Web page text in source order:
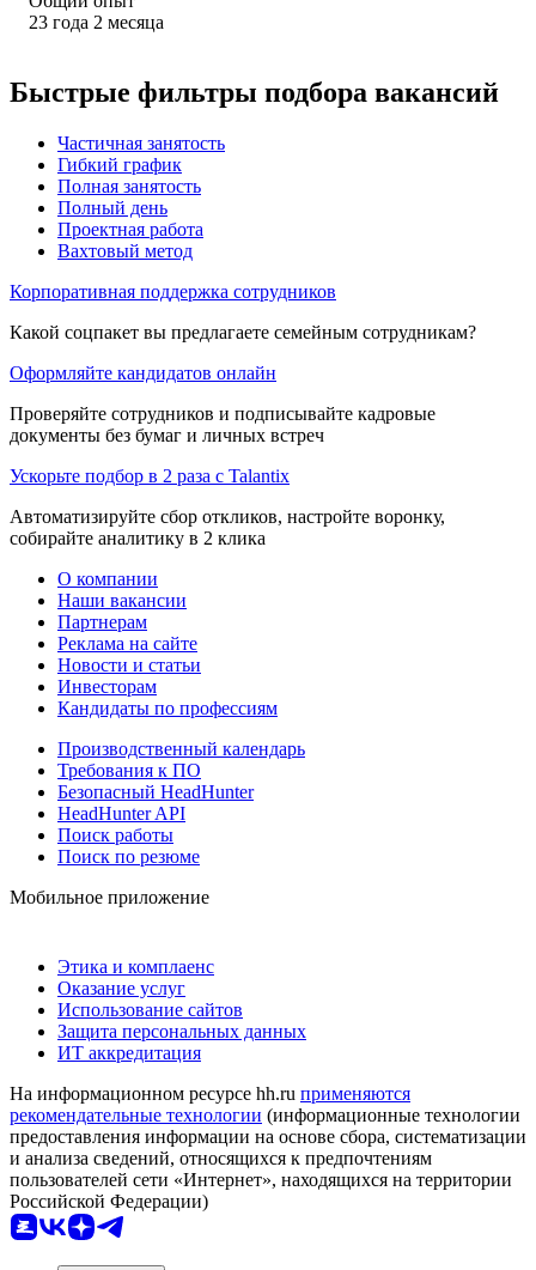
23 года 2 месяца
Быстрые фильтры подбора вакансий
Частичная занятость
Гибкий график
Полная занятость
Полный день
Проектная работа
Вахтовый метод
Корпоративная поддержка сотрудников
Какой соцпакет вы предлагаете семейным сотрудникам?
Оформляйте кандидатов онлайн
Проверяйте сотрудников и подписывайте кадровые
документы без бумаг и личных встреч
Ускорьте подбор в 2 раза с Talantix
Автоматизируйте сбор откликов, настройте воронку,
собирайте аналитику в 2 клика
О компании
Наши вакансии
Партнерам
Реклама на сайте
Новости и статьи
Инвесторам
Кандидаты по профессиям
Производственный календарь
Требования к ПО
Безопасный HeadHunter
HeadHunter API
Поиск работы
Поиск по резюме
Мобильное приложение
Этика и комплаенс
Оказание услуг
Использование сайтов
Защита персональных данных
ИТ аккредитация
На информационном ресурсе hh.ru применяются
рекомендательные технологии (информационные технологии
предоставления информации на основе сбора, систематизации
и анализа сведений, относящихся к предпочтениям
пользователей сети «Интернет», находящихся на территории
Российской Федерации)